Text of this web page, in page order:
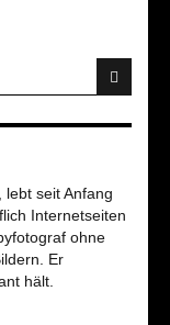
lebt seit Anfang
Internetseiten
ohne
Er
hält.